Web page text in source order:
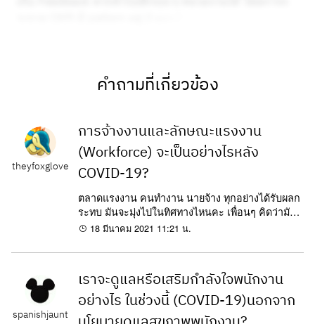
คำถามที่เกี่ยวข้อง
theyfoxglove
การจ้างงานและลักษณะแรงงาน
(Workforce) จะเป็นอย่างไรหลัง
COVID-19?
ตลาดแรงงาน คนทำงาน นายจ้าง ทุกอย่างได้รับผลก
ระทบ มันจะมุ่งไปในทิศทางไหนคะ เพื่อนๆ คิดว่ามัน
กระทบคนทำงานอย่างเราๆอย่างไรบ้าง
18 มีนาคม 2021 11:21 น.
spanishjaunt
เราจะดูแลหรือเสริมกำลังใจพนักงาน
อย่างไร ในช่วงนี้ (COVID-19)นอกจาก